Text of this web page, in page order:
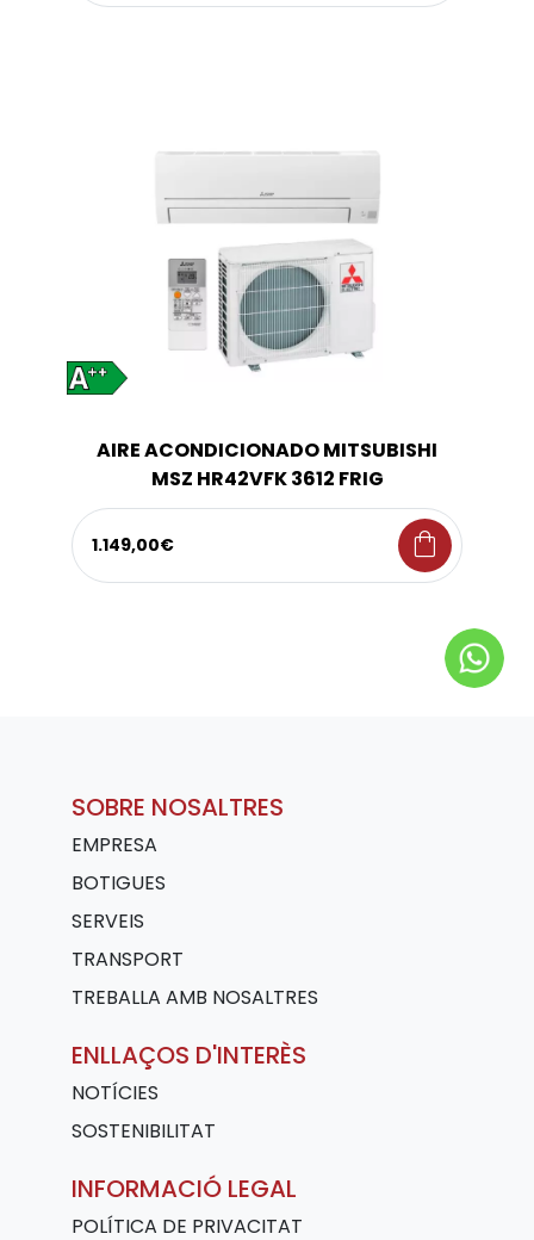
AIRE ACONDICIONADO MITSUBISHI
MSZ HR42VFK 3612 FRIG
1.149,00€ shopping_bag
SOBRE NOSALTRES
EMPRESA
BOTIGUES
SERVEIS
TRANSPORT
TREBALLA AMB NOSALTRES
ENLLAÇOS D'INTERÈS
NOTÍCIES
SOSTENIBILITAT
INFORMACIÓ LEGAL
POLÍTICA DE PRIVACITAT